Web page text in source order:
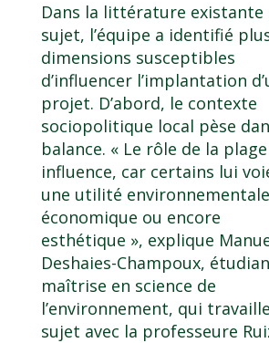
Dans la littérature existante
sujet, l’équipe a identifié
dimensions susceptibles
d’influencer l’implantation
projet. D’abord, le contexte
sociopolitique local pèse
balance. « Le rôle de la
influence, car certains lui
une utilité
économique ou encore
esthétique », explique
Deshaies-Champoux,
maîtrise en science de
l’environnement, qui
sujet avec la professeure